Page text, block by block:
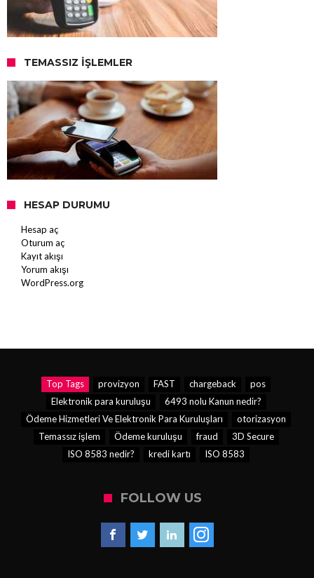
TEMASSIZ İŞLEMLER
HESAP DURUMU
Hesap aç
Oturum aç
Kayıt akışı
Yorum akışı
WordPress.org
Top Tags provizyon FAST chargeback
pos
Elektronik para kuruluşu
6493 nolu Kanun nedir?
Ödeme Hizmetleri Ve Elektronik Para Kuruluşları
otorizasyon
Temassız işlem
Ödeme kuruluşu fraud
3D Secure
ISO 8583 nedir?
kredi kartı ISO 8583
FOLLOW US